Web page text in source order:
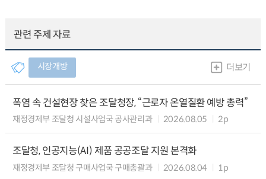
관련 주제 자료
시장개방 더보기
폭염 속 건설현장 찾은 조달청장, “근로자 온열질환 예방 총력”
재정경제부 조달청 시설사업국 공사관리과 2026.08.05 2p
조달청, 인공지능(AI) 제품 공공조달 지원 본격화
재정경제부 조달청 구매사업국 구매총괄과 2026.08.04 1p